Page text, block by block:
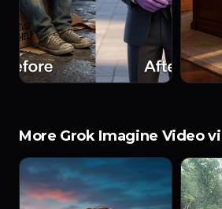
More Grok Imagine Video